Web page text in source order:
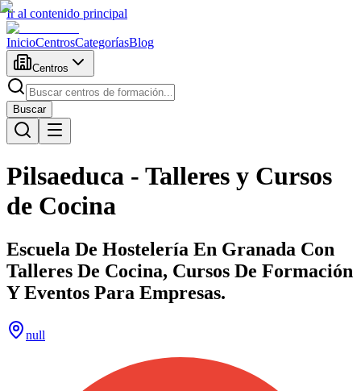
Ir al contenido principal
InicioCentrosCategoríasBlog
Centros
Buscar
Pilsaeduca - Talleres y Cursos
de Cocina
Escuela De Hostelería En Granada Con
Talleres De Cocina, Cursos De Formación
Y Eventos Para Empresas.
null